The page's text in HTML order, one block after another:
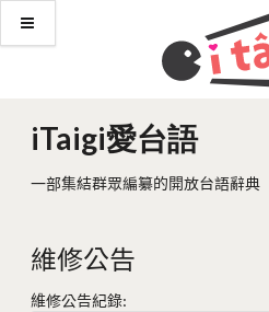
iTaigi愛台語
一部集結群眾編纂的開放台語辭典
維修公告
維修公告紀錄: